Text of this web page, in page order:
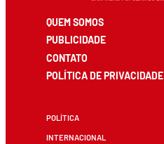
QUEM SOMOS
PUBLICIDADE
CONTATO
POLÍTICA DE PRIVACIDADE
POLÍTICA
INTERNACIONAL